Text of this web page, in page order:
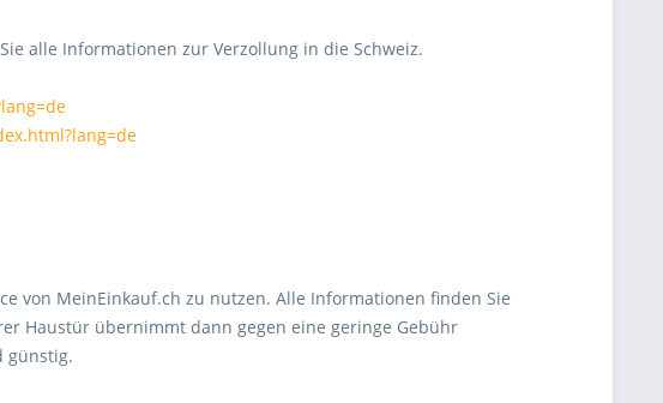
alle Informationen zur Verzollung in die Schweiz.
von MeinEinkauf.ch zu nutzen. Alle Informationen finden Sie
Haustür übernimmt dann gegen eine geringe Gebühr
günstig.